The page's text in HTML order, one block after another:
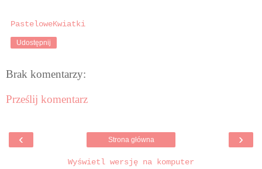
PasteloweKwiatki
Udostępnij
Brak komentarzy:
Prześlij komentarz
‹ ›
Strona główna
Wyświetl wersję na komputer